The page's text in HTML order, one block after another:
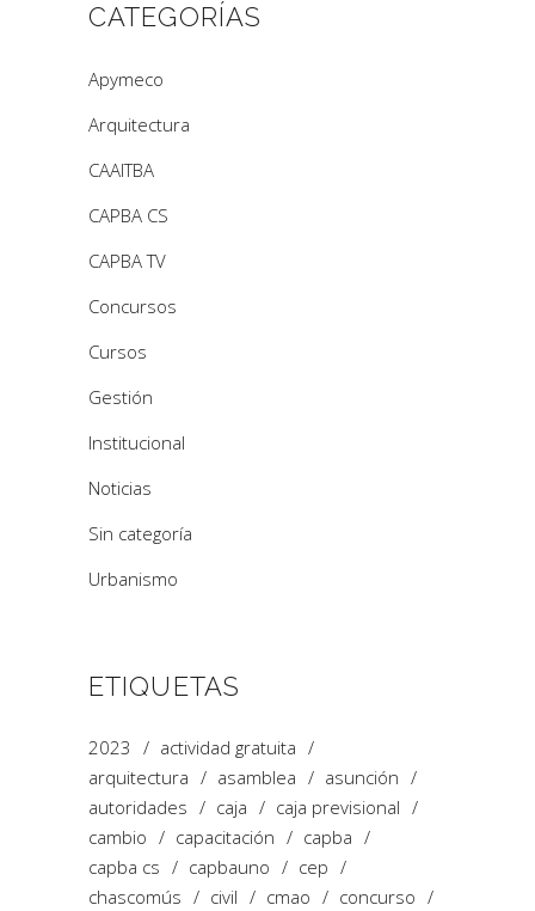
CATEGORÍAS
Apymeco
Arquitectura
CAAITBA
CAPBA CS
CAPBA TV
Concursos
Cursos
Gestión
Institucional
Noticias
Sin categoría
Urbanismo
ETIQUETAS
2023
actividad gratuita
arquitectura
asamblea
asunción
autoridades
caja
caja previsional
cambio
capacitación
capba
capba cs
capbauno
cep
chascomús
civil cmao
concurso